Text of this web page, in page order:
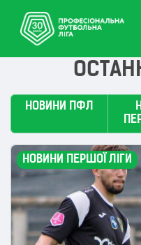
НОВИНИ ПФЛ
НОВИНИ ПЕРШОЇ ЛІГИ